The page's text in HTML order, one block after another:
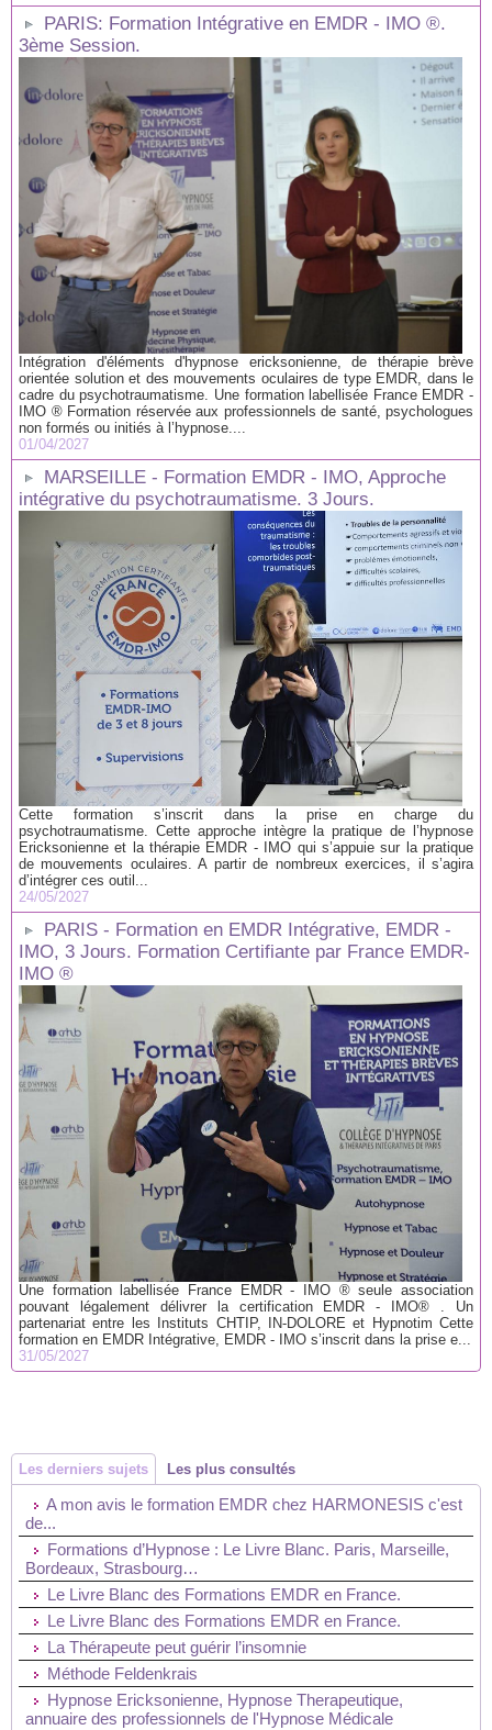
PARIS: Formation Intégrative en EMDR - IMO ®.
3ème Session.
Intégration d'éléments d'hypnose ericksonienne, de thérapie brève
orientée solution et des mouvements oculaires de type EMDR, dans le
cadre du psychotraumatisme. Une formation labellisée France EMDR -
IMO ® Formation réservée aux professionnels de santé, psychologues
non formés ou initiés à l’hypnose....
01/04/2027
MARSEILLE - Formation EMDR - IMO, Approche
intégrative du psychotraumatisme. 3 Jours.
Cette formation s’inscrit dans la prise en charge du
psychotraumatisme. Cette approche intègre la pratique de l’hypnose
Ericksonienne et la thérapie EMDR - IMO qui s’appuie sur la pratique
de mouvements oculaires. A partir de nombreux exercices, il s’agira
d’intégrer ces outil...
24/05/2027
PARIS - Formation en EMDR Intégrative, EMDR -
IMO, 3 Jours. Formation Certifiante par France EMDR-
IMO ®
Une formation labellisée France EMDR - IMO ® seule association
pouvant légalement délivrer la certification EMDR - IMO® . Un
partenariat entre les Instituts CHTIP, IN-DOLORE et Hypnotim Cette
formation en EMDR Intégrative, EMDR - IMO s’inscrit dans la prise e...
31/05/2027
Les derniers sujets Les plus consultés
A mon avis le formation EMDR chez HARMONESIS c'est
de...
Formations d’Hypnose : Le Livre Blanc. Paris, Marseille,
Bordeaux, Strasbourg…
Le Livre Blanc des Formations EMDR en France.
Le Livre Blanc des Formations EMDR en France.
La Thérapeute peut guérir l’insomnie
Méthode Feldenkrais
Hypnose Ericksonienne, Hypnose Therapeutique,
annuaire des professionnels de l'Hypnose Médicale